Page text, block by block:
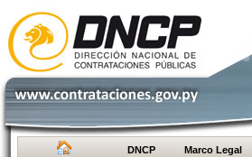
DNCP Marco Legal